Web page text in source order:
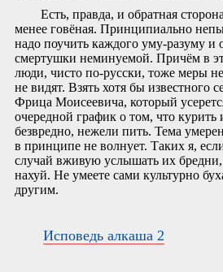
Есть, правда, и обратная
менее говёная. Принципиально
надо поучить каждого уму-разуму и
смертушки неминуемой. Причём в
люди, чисто по-русски, тоже меры
не видят. Взять хотя бы известного
Фрица Моисеевича, который
очередной график о том, что курить
безвредно, нежели пить. Тема
в принципе не волнует. Таких я,
случай вживую услышать их
нахуй. Не умеете сами культурно
другим.
Исповедь алкаша 2